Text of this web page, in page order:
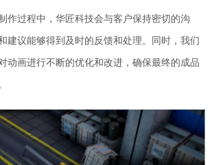
作过程中， 华匠科技会与客户保持密切的沟
建议能够得到及时的反馈和处理。同时，我们
动画进行不断的优化和改进，确保最终的成品